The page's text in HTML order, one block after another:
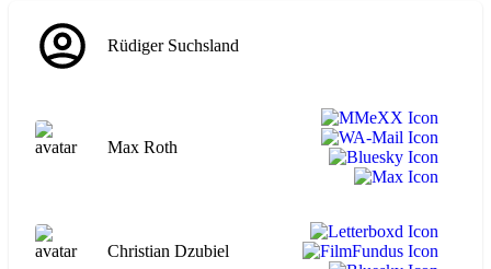
Rüdiger Suchsland
Max Roth
Christian Dzubiel